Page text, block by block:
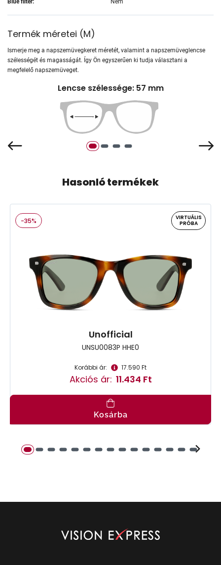
Blue filter: Nem
Termék méretei (M)
Ismerje meg a napszemüvegkeret méretét, valamint a napszemüveglencse
szélességét és magasságát. Így Ön egyszerűen ki tudja választani a
megfelelő napszemüveget.
Lencse szélessége: 57 mm
Hasonló termékek
-35%
VIRTUÁLIS
PRÓBA
Unofficial
UNSU0083P HHE0
Korábbi ár: 17.590 Ft
Akciós ár: 11.434 Ft
Kosárba